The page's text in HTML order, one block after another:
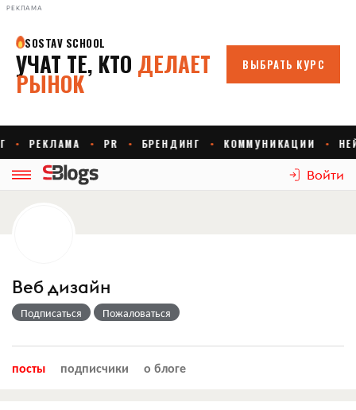
РЕКЛАМА
Войти
Веб дизайн
Подписаться Пожаловаться
посты подписчики о блоге